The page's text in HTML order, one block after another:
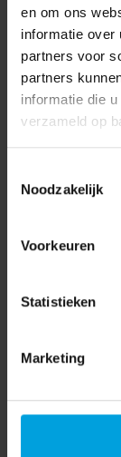
en om ons
informatie over
partners voor
partners
informatie die
verzameld op
Noodzakelijk
Voorkeuren
Statistieken
Marketing